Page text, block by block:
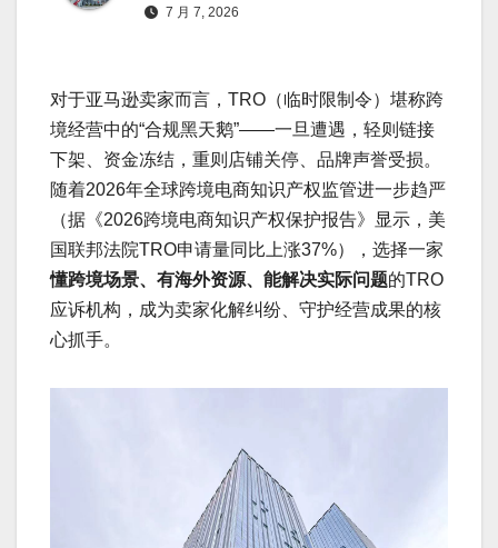
7 月 7, 2026
对于亚马逊卖家而言，TRO（临时限制令）堪称跨
境经营中的“合规黑天鹅”——一旦遭遇，轻则链接
下架、资金冻结，重则店铺关停、品牌声誉受损。
随着2026年全球跨境电商知识产权监管进一步趋严
（据《2026跨境电商知识产权保护报告》显示，美
国联邦法院TRO申请量同比上涨37%），选择一家
懂跨境场景、有海外资源、能解决实际问题的TRO
应诉机构，成为卖家化解纠纷、守护经营成果的核
心抓手。